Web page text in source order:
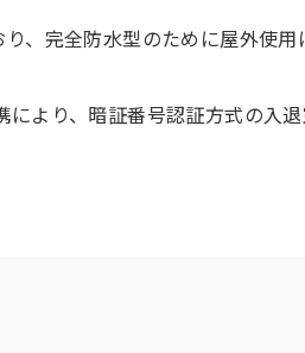
、完全防水型のために屋外使用
より、暗証番号認証方式の入退